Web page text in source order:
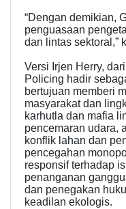
“Dengan demikian,
penguasaan
dan lintas sektoral,”
Versi Irjen Herry,
Policing hadir
bertujuan memberi
masyarakat dan
karhutla dan mafia
pencemaran udara,
konflik lahan dan
pencegahan
responsif terhadap
penanganan
dan penegakan
keadilan ekologis.